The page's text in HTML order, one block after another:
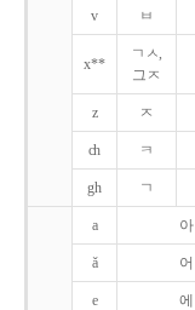
v ㅂ
x**
ㄱㅅ,
그ㅈ
z ㅈ
ch ㅋ
gh ㄱ
a 아
ǎ 어
e 에